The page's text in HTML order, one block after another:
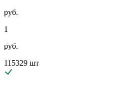
руб.
1
руб.
115329 шт